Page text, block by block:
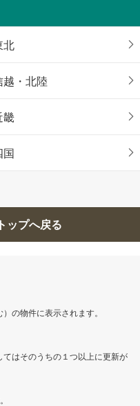
里」駅から1560m
北
越・北陸
畿
国
ップへ戻る
の物件に表示されます。
はそのうちの１つ以上に更新が